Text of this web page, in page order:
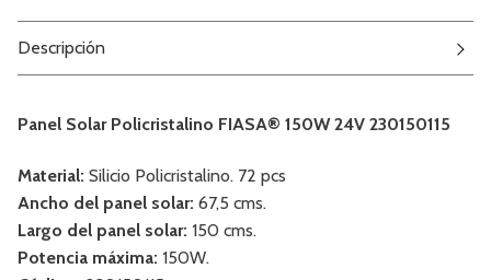
Descripción
Panel Solar Policristalino FIASA® 150W 24V 230150115
Material: Silicio Policristalino. 72 pcs
Ancho del panel solar: 67,5 cms.
Largo del panel solar: 150 cms.
Potencia máxima: 150W.